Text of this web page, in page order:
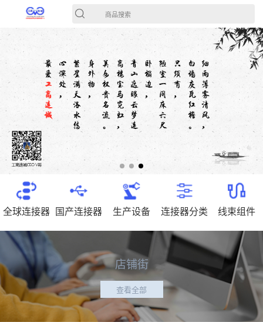
商品搜索
全球连接器 国产连接器 生产设备 连接器分类 线束组件
店铺街
查看全部